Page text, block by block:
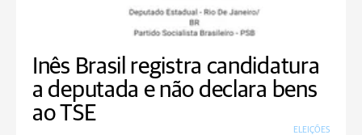
Inês Brasil registra candidatura
a deputada e não declara bens
ao TSE
ELEIÇÕES